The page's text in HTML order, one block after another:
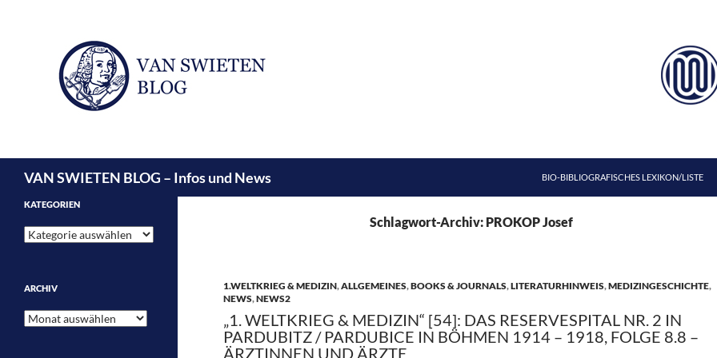
VAN SWIETEN BLOG – Infos und News
BIO-BIBLIOGRAFISCHES LEXIKON/LISTE
Schlagwort-Archiv: PROKOP Josef
1.WELTKRIEG & MEDIZIN,ALLGEMEINES,BOOKS & JOURNALS,LITERATURHINWEIS,MEDIZINGESCHICHTE,
NEWS,NEWS2
„1. WELTKRIEG & MEDIZIN“ [54]: DAS RESERVESPITAL NR. 2 IN
PARDUBITZ / PARDUBICE IN BÖHMEN 1914 – 1918, FOLGE 8.8 –
ÄRZTINNEN UND ÄRZTE
KATEGORIEN
Kategorien
ARCHIV
Archiv